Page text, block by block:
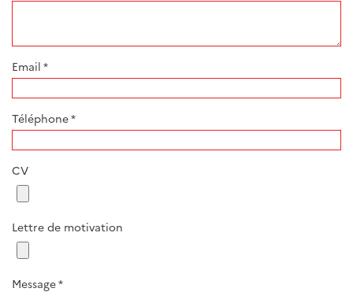
Email *
Téléphone*
CV
Lettre de motivation
Message*